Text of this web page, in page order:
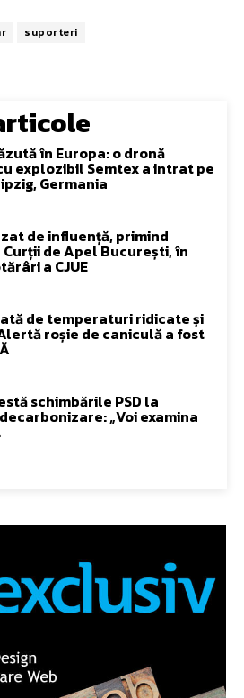
suporteri
în Europa: o dronă
explozibil Semtex a intrat pe
Germania
de influență, primind
de Apel București, în
a CJUE
de temperaturi ridicate și
roșie de caniculă a fost
schimbările PSD la
„Voi examina